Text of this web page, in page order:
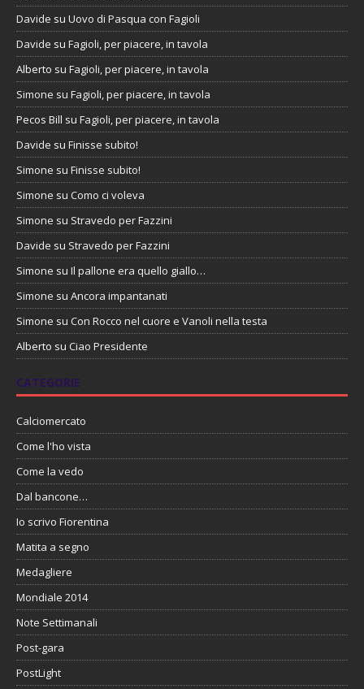
Davide su Uovo di Pasqua con Fagioli
Davide su Fagioli, per piacere, in tavola
Alberto su Fagioli, per piacere, in tavola
Simone su Fagioli, per piacere, in tavola
Pecos Bill su Fagioli, per piacere, in tavola
Davide su Finisse subito!
Simone su Finisse subito!
Simone su Como ci voleva
Simone su Stravedo per Fazzini
Davide su Stravedo per Fazzini
Simone su Il pallone era quello giallo…
Simone su Ancora impantanati
Simone su Con Rocco nel cuore e Vanoli nella testa
Alberto su Ciao Presidente
CATEGORIE
Calciomercato
Come l'ho vista
Come la vedo
Dal bancone…
Io scrivo Fiorentina
Matita a segno
Medagliere
Mondiale 2014
Note Settimanali
Post-gara
PostLight